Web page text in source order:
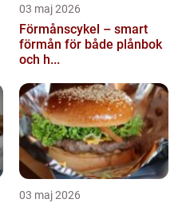
03 maj 2026
Förmånscykel – smart
förmån för både plånbok
och h...
03 maj 2026